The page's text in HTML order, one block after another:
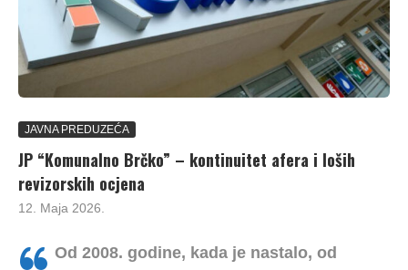
JAVNA PREDUZEĆA
JP “Komunalno Brčko” – kontinuitet afera i loših
revizorskih ocjena
12. Maja 2026.
Od 2008. godine, kada je nastalo, od